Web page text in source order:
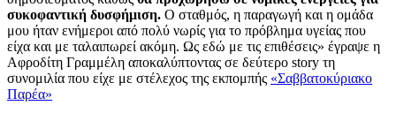
συκοφαντική δυσφήμιση. Ο σταθμός, η παραγωγή και η ομάδα
μου ήταν ενήμεροι από πολύ νωρίς για το πρόβλημα υγείας που
είχα και με ταλαιπωρεί ακόμη. Ως εδώ με τις επιθέσεις» έγραψε η
Αφροδίτη Γραμμέλη αποκαλύπτοντας σε δεύτερο story τη
συνομιλία που είχε με στέλεχος της εκπομπής «Σαββατοκύριακο
Παρέα»